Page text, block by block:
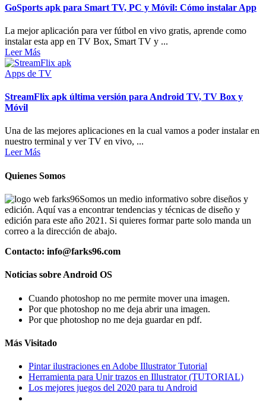
GoSports apk para Smart TV, PC y Móvil: Cómo instalar App
La mejor aplicación para ver fútbol en vivo gratis, aprende como
instalar esta app en TV Box, Smart TV y ...
Leer Más
Apps de TV
StreamFlix apk última versión para Android TV, TV Box y
Móvil
Una de las mejores aplicaciones en la cual vamos a poder instalar en
nuestro terminal y ver TV en vivo, ...
Leer Más
Quienes Somos
Somos un medio informativo sobre diseños y
edición. Aquí vas a encontrar tendencias y técnicas de diseño y
edición para este año 2021. Si quieres formar parte solo manda un
correo a la dirección de abajo.
Contacto: info@farks96.com
Noticias sobre Android OS
Cuando photoshop no me permite mover una imagen.
Por que photoshop no me deja abrir una imagen.
Por que photoshop no me deja guardar en pdf.
Más Visitado
Pintar ilustraciones en Adobe Illustrator Tutorial
Herramienta para Unir trazos en Illustrator (TUTORIAL)
Los mejores juegos del 2020 para tu Android